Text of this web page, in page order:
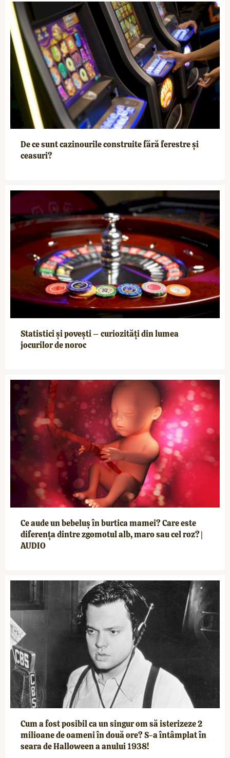
De ce sunt cazinourile construite fără ferestre și
ceasuri?
Statistici și povești – curiozități din lumea
jocurilor de noroc
Ce aude un bebeluș în burtica mamei? Care este
diferența dintre zgomotul alb, maro sau cel roz? |
AUDIO
Cum a fost posibil ca un singur om să isterizeze 2
milioane de oameni în două ore? S-a întâmplat în
seara de Halloween a anului 1938!